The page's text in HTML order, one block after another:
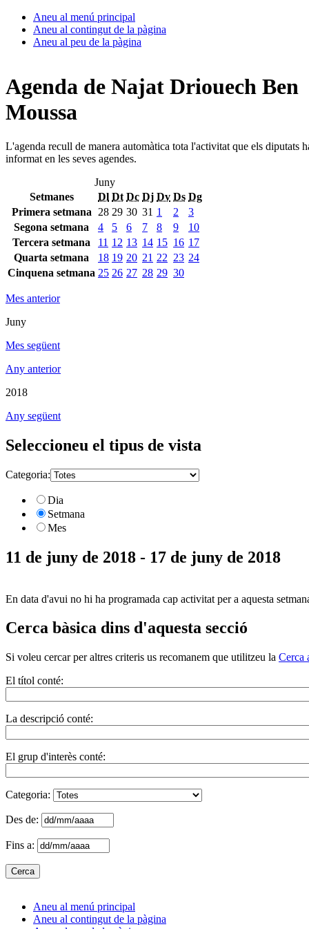
Aneu al menú principal
Aneu al contingut de la pàgina
Aneu al peu de la pàgina
Agenda de Najat Driouech Ben
Moussa
L'agenda recull de manera automàtica tota l'activitat que els diputats
informat en les seves agendes.
Juny
Setmanes
Dl Dt Dc Dj Dv Ds Dg
Primera setmana
28 29 30 31 1 2
3
Segona setmana
4 5 6 7 8 9
10
Tercera setmana
11 12 13 14 15 16 17
Quarta setmana
18 19 20 21 22 23 24
Cinquena setmana 25 26 27 28 29 30
Mes anterior
Juny
Mes següent
Any anterior
2018
Any següent
Seleccioneu el tipus de vista
Categoria:
Dia
Setmana
Mes
11 de juny de 2018 - 17 de juny de 2018
En data d'avui no hi ha programada cap activitat per a aquesta
Cerca bàsica dins d'aquesta secció
Si voleu cercar per altres criteris us recomanem que utilitzeu la Cerca
El títol conté:
La descripció conté:
El grup d'interès conté:
Categoria:
Des de:
Fins a:
Aneu al menú principal
Aneu al contingut de la pàgina